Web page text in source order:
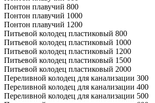
Понтон плавучий 800
Понтон плавучий 1000
Понтон плавучий 1200
Питьевой колодец пластиковый 800
Питьевой колодец пластиковый 1000
Питьевой колодец пластиковый 1200
Питьевой колодец пластиковый 1500
Питьевой колодец пластиковый 2000
Переливной колодец для канализации 300
Переливной колодец для канализации 400
Переливной колодец для канализации 500